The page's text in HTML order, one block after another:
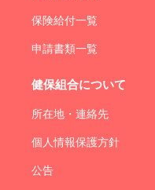
保険給付一覧
申請書類一覧
健保組合について
所在地・連絡先
個人情報保護方針
公告